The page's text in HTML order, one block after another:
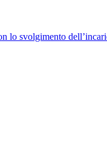
lo svolgimento